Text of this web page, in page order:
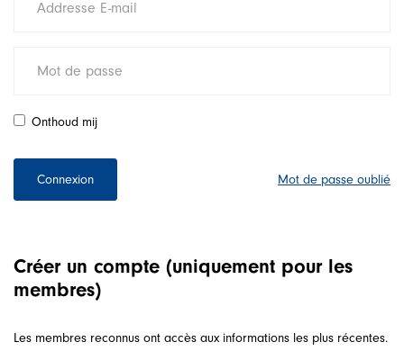
Onthoud mij
Connexion Mot de passe oublié
Créer un compte (uniquement pour les
membres)
Les membres reconnus ont accès aux informations les plus récentes.